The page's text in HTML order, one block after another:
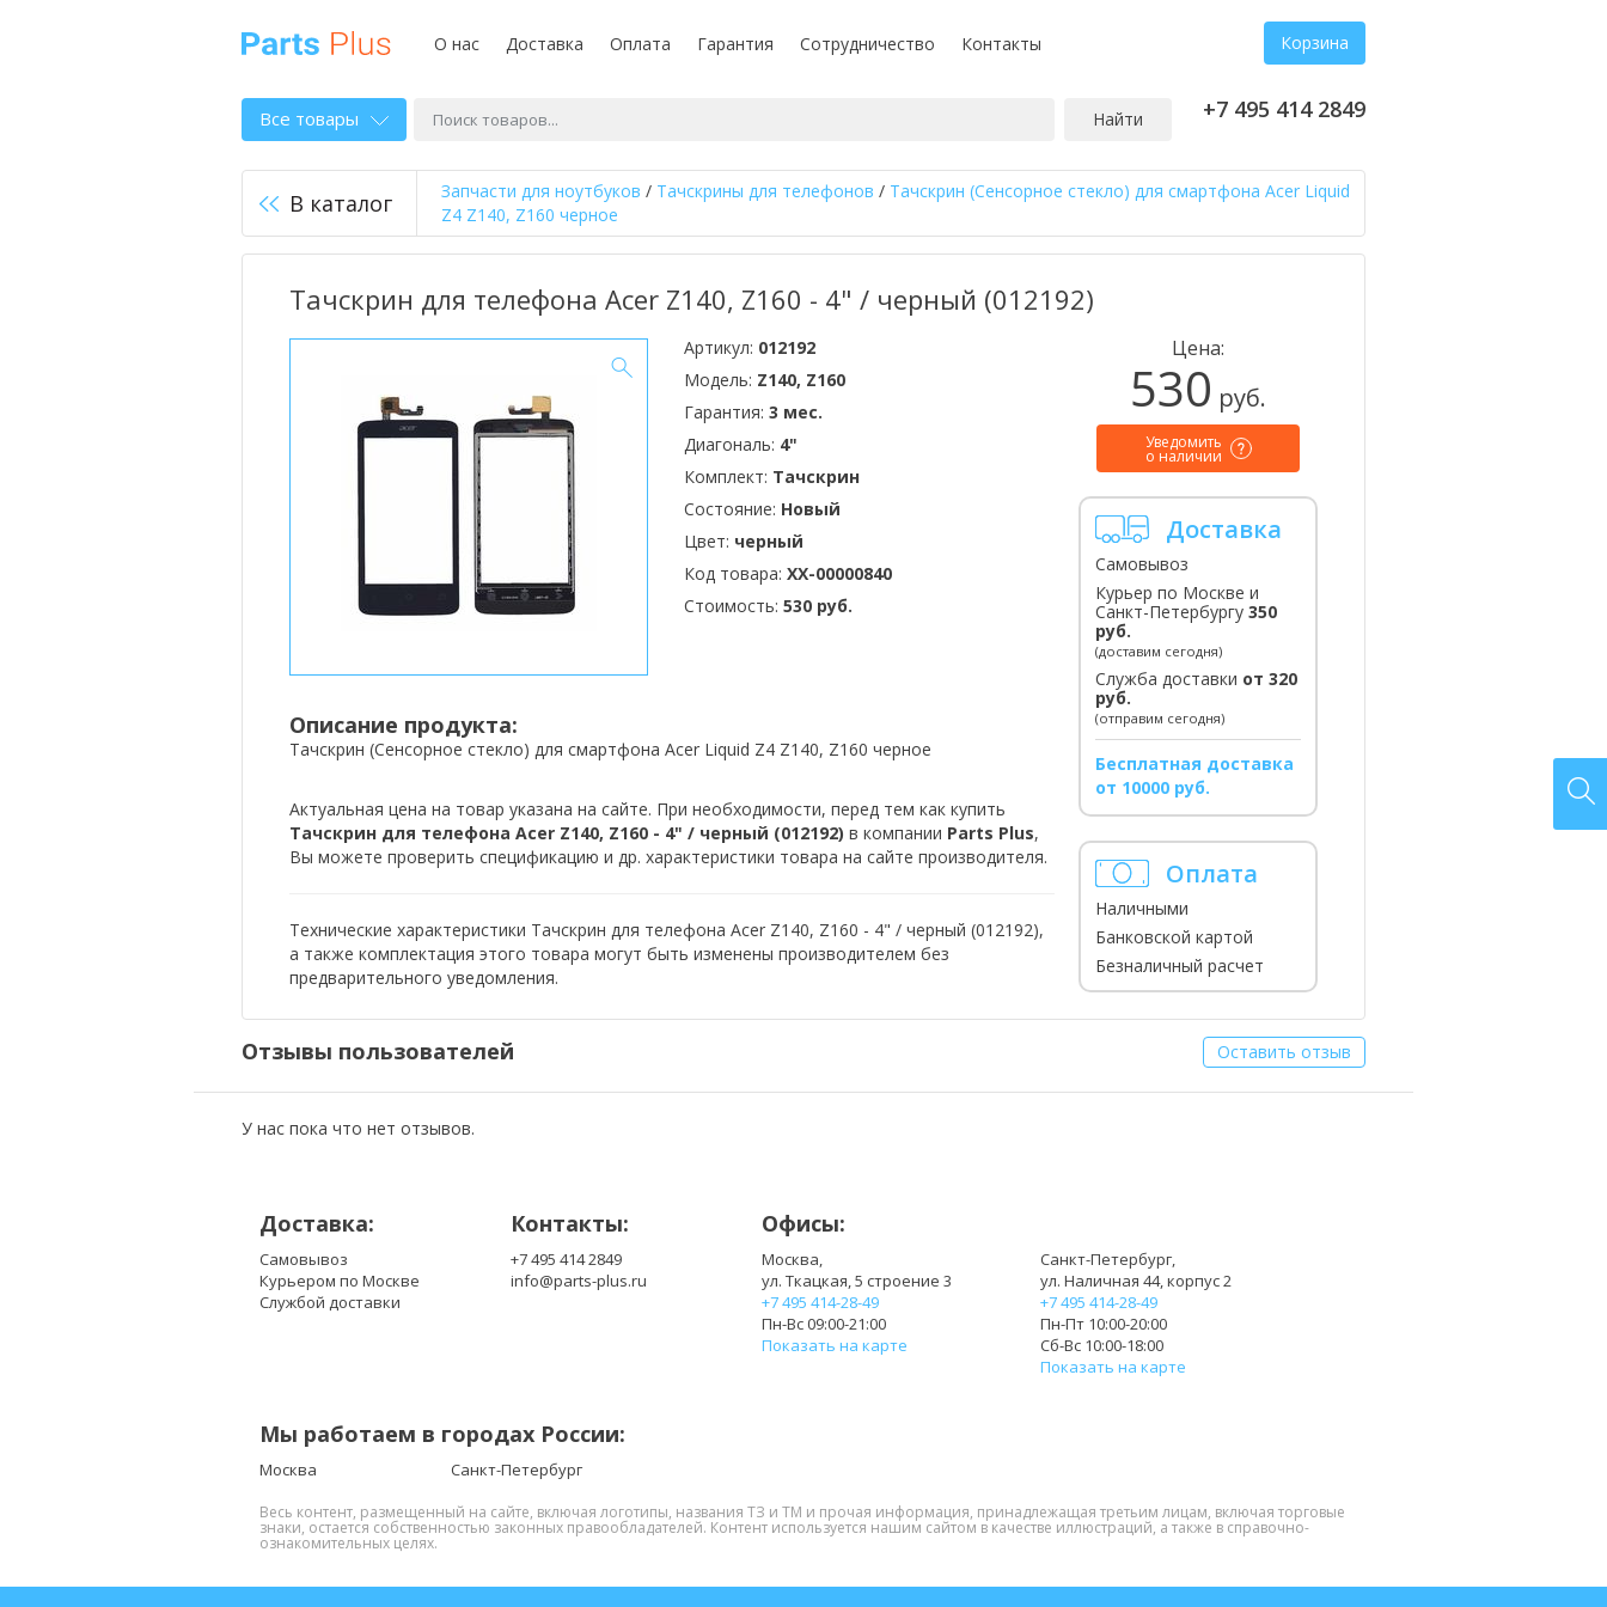
О нас Доставка Оплата Гарантия Сотрудничество Контакты Корзина
Все товары Найти +7 495 414 2849
В каталог Запчасти для ноутбуков / Тачскрины для телефонов / Тачскрин (Сенсорное стекло) для смартфона Acer Liquid
Z4 Z140, Z160 черное
Тачскрин для телефона Acer Z140, Z160 - 4" / черный (012192)
Артикул: 012192
Модель: Z140, Z160
Гарантия: 3 мес.
Диагональ: 4"
Комплект: Тачскрин
Состояние: Новый
Цвет: черный
Код товара: XX-00000840
Стоимость: 530 руб.
Описание продукта:
Тачскрин (Сенсорное стекло) для смартфона Acer Liquid Z4 Z140, Z160 черное
Актуальная цена на товар указана на сайте. При необходимости, перед тем как купить
Тачскрин для телефона Acer Z140, Z160 - 4" / черный (012192) в компании Parts Plus,
Вы можете проверить спецификацию и др. характеристики товара на сайте производителя.
Технические характеристики Тачскрин для телефона Acer Z140, Z160 - 4" / черный (012192),
а также комплектация этого товара могут быть изменены производителем без
предварительного уведомления.
Цена:
530 руб.
Уведомить
о наличии
Доставка
Самовывоз
Курьер по Москве и
Санкт-Петербургу 350
руб.
(доставим сегодня)
Служба доставки от 320
руб.
(отправим сегодня)
Бесплатная доставка
от 10000 руб.
Оплата
Наличными
Банковской картой
Безналичный расчет
Отзывы пользователей Оставить отзыв
У нас пока что нет отзывов.
Доставка:
Самовывоз
Курьером по Москве
Службой доставки
Контакты:
+7 495 414 2849
info@parts-plus.ru
Офисы:
Москва,
ул. Ткацкая, 5 строение 3
+7 495 414-28-49
Пн-Вс 09:00-21:00
Показать на карте
Санкт-Петербург,
ул. Наличная 44, корпус 2
+7 495 414-28-49
Пн-Пт 10:00-20:00
Сб-Вс 10:00-18:00
Показать на карте
Мы работаем в городах России:
Москва Санкт-Петербург
Весь контент, размещенный на сайте, включая логотипы, названия ТЗ и ТМ и прочая информация, принадлежащая третьим лицам, включая торговые
знаки, остается собственностью законных правообладателей. Контент используется нашим сайтом в качестве иллюстраций, а также в справочно-
ознакомительных целях.